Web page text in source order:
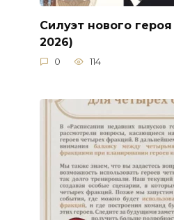
Силуэт нового героя
2026)
0 114